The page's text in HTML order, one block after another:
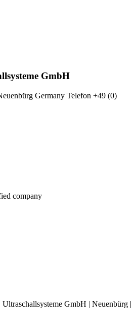
GmbH
Germany Telefon +49 (0)
GmbH | Neuenbürg |